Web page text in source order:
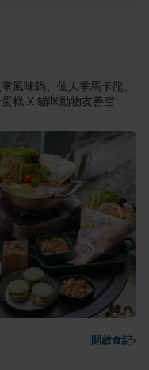
風味鍋、仙人掌馬卡龍、
糕 X 貓咪動物友善空
開啟食記›